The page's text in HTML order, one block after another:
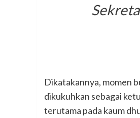
Dikatakannya, momen
dikukuhkan sebagai
terutama pada kaum